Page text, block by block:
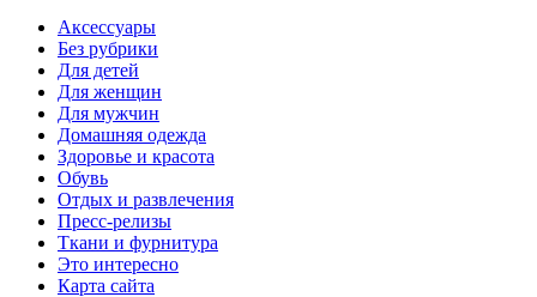
Основное
меню
Аксессуары
Без рубрики
Для детей
Для женщин
Для мужчин
Домашняя одежда
Здоровье и красота
Обувь
Отдых и развлечения
Пресс-релизы
Ткани и фурнитура
Это интересно
Карта сайта